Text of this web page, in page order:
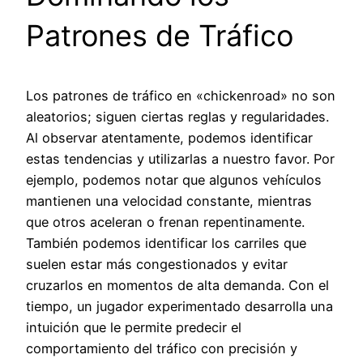
Patrones de Tráfico
Los patrones de tráfico en «chickenroad» no son
aleatorios; siguen ciertas reglas y regularidades.
Al observar atentamente, podemos identificar
estas tendencias y utilizarlas a nuestro favor. Por
ejemplo, podemos notar que algunos vehículos
mantienen una velocidad constante, mientras
que otros aceleran o frenan repentinamente.
También podemos identificar los carriles que
suelen estar más congestionados y evitar
cruzarlos en momentos de alta demanda. Con el
tiempo, un jugador experimentado desarrolla una
intuición que le permite predecir el
comportamiento del tráfico con precisión y